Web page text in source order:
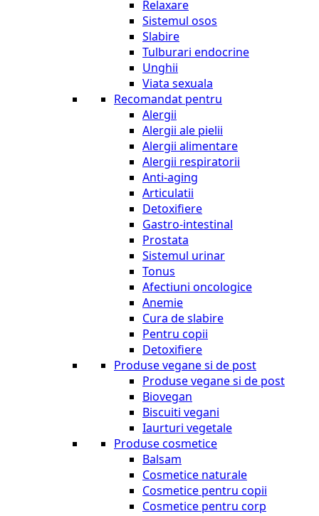
Relaxare
Sistemul osos
Slabire
Tulburari endocrine
Unghii
Viata sexuala
Recomandat pentru
Alergii
Alergii ale pielii
Alergii alimentare
Alergii respiratorii
Anti-aging
Articulatii
Detoxifiere
Gastro-intestinal
Prostata
Sistemul urinar
Tonus
Afectiuni oncologice
Anemie
Cura de slabire
Pentru copii
Detoxifiere
Produse vegane si de post
Produse vegane si de post
Biovegan
Biscuiti vegani
Iaurturi vegetale
Produse cosmetice
Balsam
Cosmetice naturale
Cosmetice pentru copii
Cosmetice pentru corp